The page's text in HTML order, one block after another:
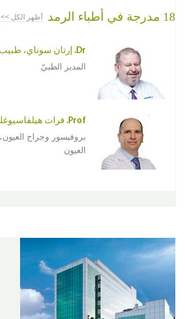
18 مدرجة في أطباء الرمد أظهر الكل >>
Dr. إرتان سوناي، طبيب بشريّ
المدير الطبيّ
Prof. فرات هيلفاسيوغلو، طبيب بشريّ
العيون